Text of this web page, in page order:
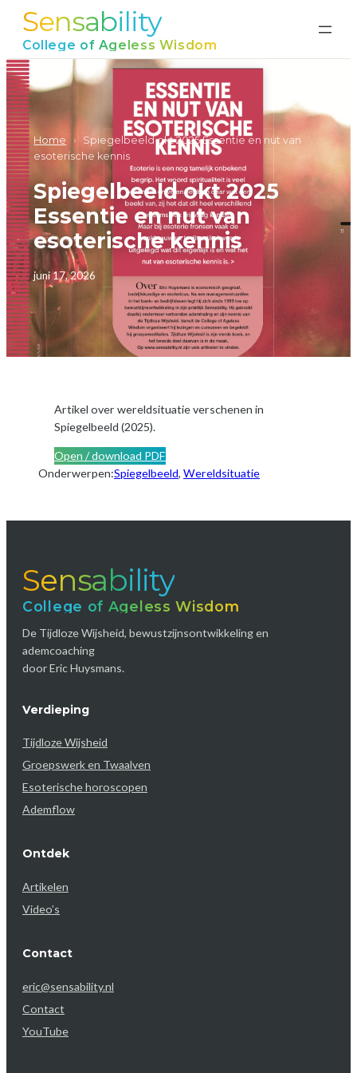
naar
inhoud
Sensability
College of Ageless Wisdom
Home ›
Spiegelbeeld okt 2025 Essentie en nut van
esoterische kennis
Spiegelbeeld okt 2025
Essentie en nut van
esoterische kennis
juni 17, 2026
Artikel over wereldsituatie verschenen in
Spiegelbeeld (2025).
Open / download PDF
Onderwerpen:Spiegelbeeld, Wereldsituatie
Sensability
College of Ageless Wisdom
De Tijdloze Wijsheid, bewustzijnsontwikkeling en
ademcoaching
door Eric Huysmans.
Verdieping
Tijdloze Wijsheid
Groepswerk en Twaalven
Esoterische horoscopen
Ademflow
Ontdek
Artikelen
Video’s
Contact
eric@sensability.nl
Contact
YouTube